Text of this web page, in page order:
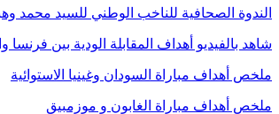
الندوة الصحافية للناخب الوطني للسيد محمد
شاهد بالفيديو أهداف المقابلة الودية بين فرنسا
ملخص أهداف مباراة السودان وغينيا الاستوائية
ملخص أهداف مباراة الغابون و موزمبيق